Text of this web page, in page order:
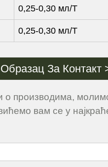
0,25-0,30 мл/Т
0,25-0,30 мл/Т
Образац За Контакт
о производима,
вам се у